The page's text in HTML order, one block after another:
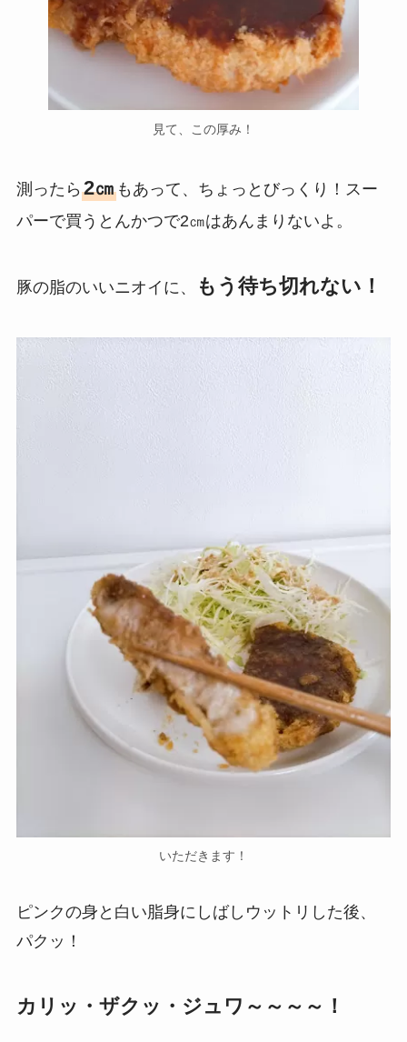
見て、この厚み！
測ったら 2㎝もあって、ちょっとびっくり！スー
パーで買うとんかつで2㎝はあんまりないよ。
豚の脂のいいニオイに、 もう待ち切れない！
いただきます！
ピンクの身と白い脂身にしばしウットリした後、
パクッ！
カリッ・ザクッ・ジュワ～～～～！